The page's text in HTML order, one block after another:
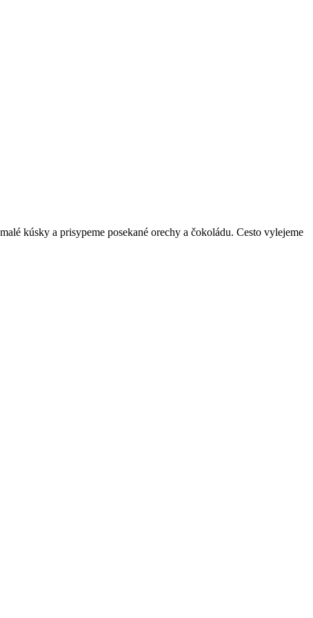
kúsky a prisypeme posekané orechy a čokoládu. Cesto vylejeme